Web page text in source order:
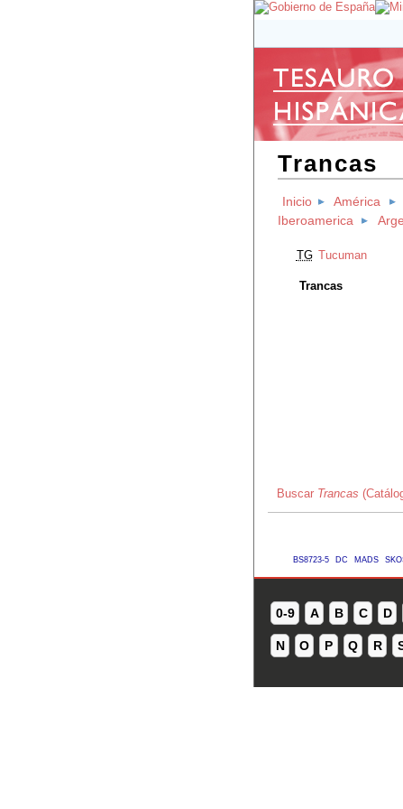
Trancas
Inicio América
Iberoamerica
TG Tucuman
Trancas
Buscar Trancas
BS8723-5 DC MADS
0-9 A B C D
N O P Q R